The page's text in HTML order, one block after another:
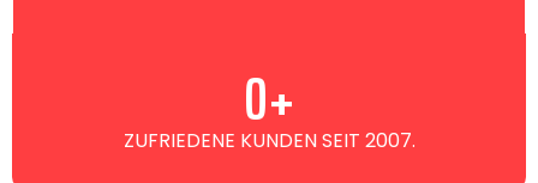
ZUFRIEDENE KUNDEN SEIT 2007.
0+